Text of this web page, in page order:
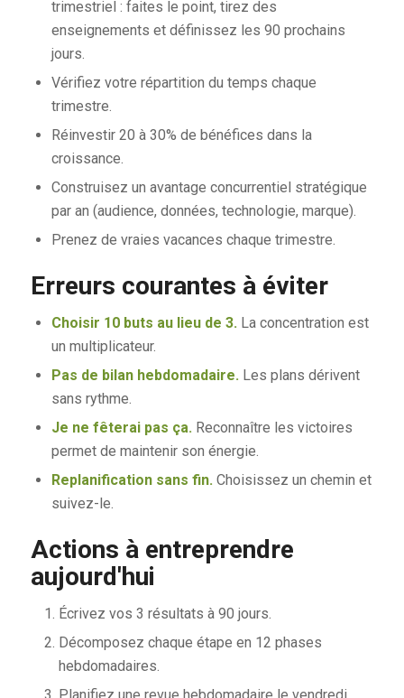
trimestriel : faites le point, tirez des
enseignements et définissez les 90 prochains
jours.
Vérifiez votre répartition du temps chaque
trimestre.
Réinvestir 20 à 30% de bénéfices dans la
croissance.
Construisez un avantage concurrentiel stratégique
par an (audience, données, technologie, marque).
Prenez de vraies vacances chaque trimestre.
Erreurs courantes à éviter
Choisir 10 buts au lieu de 3. La concentration est
un multiplicateur.
Pas de bilan hebdomadaire. Les plans dérivent
sans rythme.
Je ne fêterai pas ça. Reconnaître les victoires
permet de maintenir son énergie.
Replanification sans fin. Choisissez un chemin et
suivez-le.
Actions à entreprendre
aujourd'hui
Écrivez vos 3 résultats à 90 jours.
Décomposez chaque étape en 12 phases
hebdomadaires.